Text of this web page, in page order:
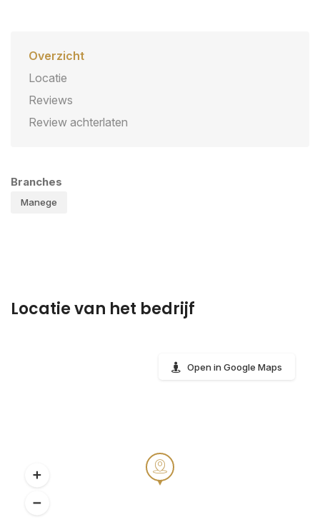
Overzicht
Locatie
Reviews
Review achterlaten
Branches
Manege
Locatie van het bedrijf
Open in Google Maps